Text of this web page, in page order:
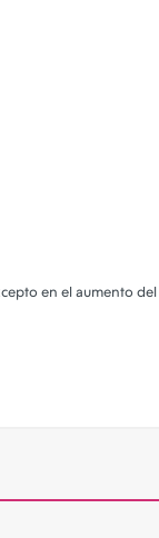
en el aumento del